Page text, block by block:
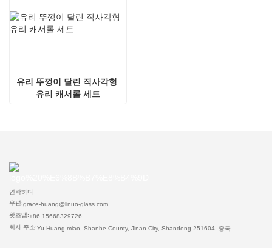
유리 뚜껑이 달린 직사각형
유리 캐서롤 세트
연락하다
우편:grace-huang@linuo-glass.com
왓츠앱:+86 15668329726
회사 주소:Yu Huang-miao, Shanhe County, Jinan City, Shandong 251604, 중국